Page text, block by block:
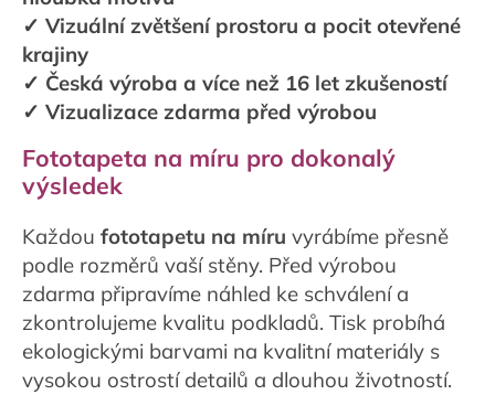
✓ Vizuální zvětšení prostoru a pocit otevřené
krajiny
✓ Česká výroba a více než 16 let zkušeností
✓ Vizualizace zdarma před výrobou
Fototapeta na míru pro dokonalý
výsledek
Každou fototapetu na míru vyrábíme přesně
podle rozměrů vaší stěny. Před výrobou
zdarma připravíme náhled ke schválení a
zkontrolujeme kvalitu podkladů. Tisk probíhá
ekologickými barvami na kvalitní materiály s
vysokou ostrostí detailů a dlouhou životností.